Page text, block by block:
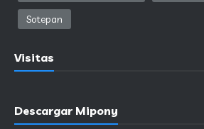
Sotepan
Visitas
Descargar Mipony